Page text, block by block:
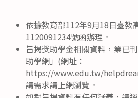
依據教育部112年9月18日臺教
1120091234號函辦理。
旨揭獎助學金相關資料，業已
助學網」(網址：
https://www.edu.tw/
請需求請上網瀏覽。